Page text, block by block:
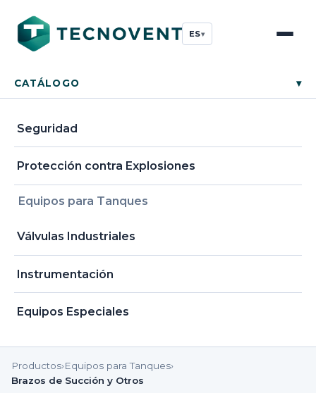
ES▾
CATÁLOGO ▾
Seguridad
Protección contra Explosiones
Equipos para Tanques
Válvulas Industriales
Instrumentación
Equipos Especiales
Productos›Equipos para Tanques›
Brazos de Succión y Otros